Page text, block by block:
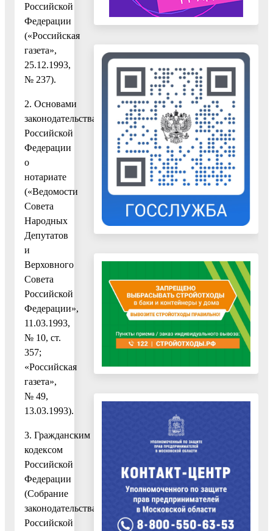
Российской
Федерации
(«Российская
газета»,
25.12.1993,
№ 237).
2. Основами
законодательства
Российской
Федерации
о
нотариате
(«Ведомости
Совета
Народных
Депутатов
и
Верховного
Совета
Российской
Федерации»,
11.03.1993,
№ 10, ст.
357;
«Российская
газета»,
№ 49,
13.03.1993).
3. Гражданским
кодексом
Российской
Федерации
(Собрание
законодательства
Российской